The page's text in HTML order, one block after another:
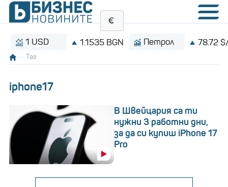
USD 1.1535 BGN Петрол 78.72 $/барел
Таг
iphone17
В Швейцария са ти
нужни 3 работни дни,
за да си купиш iPhone 17
Pro